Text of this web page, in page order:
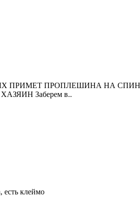
ПРИМЕТ ПРОПЛЕШИНА НА
Заберем в..
есть клеймо